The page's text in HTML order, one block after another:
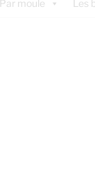
Par moule Les